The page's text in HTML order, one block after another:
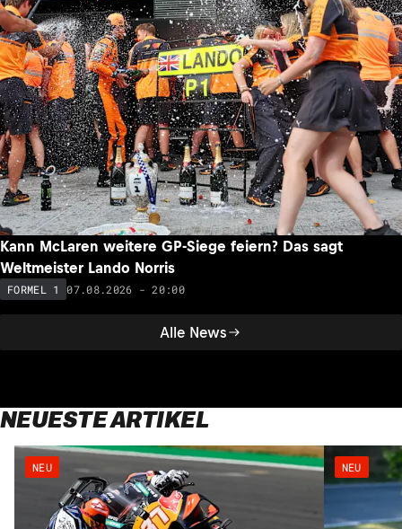
Alle News
Kann McLaren weitere GP-Siege feiern? Das sagt
Weltmeister Lando Norris
FORMEL 1 07.08.2026 - 20:00
NEUESTE ARTIKEL
NEU NEU